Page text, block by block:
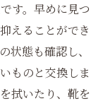
す。早めに見つ
えることができ
状態も確認し、
ものと交換しま
拭いたり、靴を